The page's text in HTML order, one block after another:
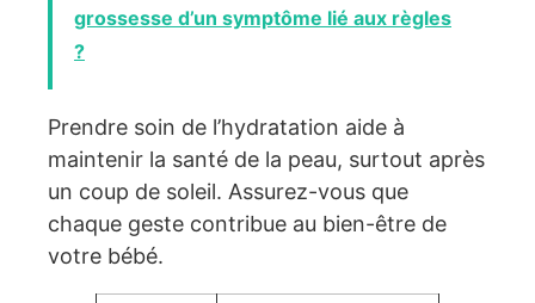
grossesse d’un symptôme lié aux règles
?
Prendre soin de l’hydratation aide à
maintenir la santé de la peau, surtout après
un coup de soleil. Assurez-vous que
chaque geste contribue au bien-être de
votre bébé.